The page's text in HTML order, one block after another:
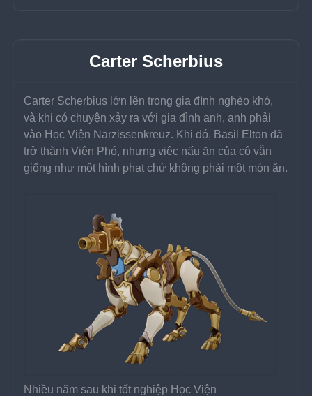
Carter Scherbius
Carter Scherbius lớn lên trong gia đình nghèo khó,
và khi có chuyện xảy ra với gia đình anh, anh phải
vào Học Viện Narzissenkreuz. Khi đó, Basil Elton đã
trở thành Viện Phó, nhưng việc nấu ăn của cô vẫn
giống như một hình phạt chứ không phải một món ăn.
Nhiều năm sau khi tốt nghiệp Học Viện